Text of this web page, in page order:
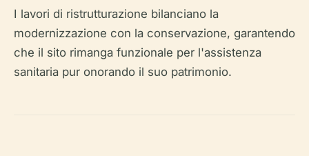
I lavori di ristrutturazione bilanciano la
modernizzazione con la conservazione, garantendo
che il sito rimanga funzionale per l'assistenza
sanitaria pur onorando il suo patrimonio.